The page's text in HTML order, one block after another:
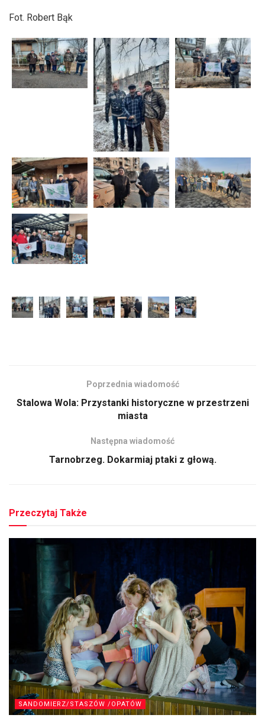
Fot. Robert Bąk
Poprzednia wiadomość
Stalowa Wola: Przystanki historyczne w przestrzeni
miasta
Następna wiadomość
Tarnobrzeg. Dokarmiaj ptaki z głową.
Przeczytaj Także
SANDOMIERZ/STASZÓW /OPATÓW